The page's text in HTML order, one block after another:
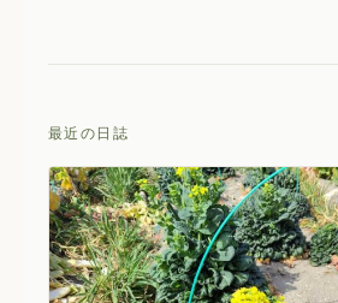
最近の日誌